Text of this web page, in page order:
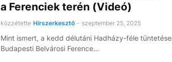
a Ferenciek terén (Videó)
közzétette Hírszerkesztő - szeptember 25, 2025
Mint ismert, a kedd délutáni Hadházy-féle
Budapesti Belvárosi Ference…